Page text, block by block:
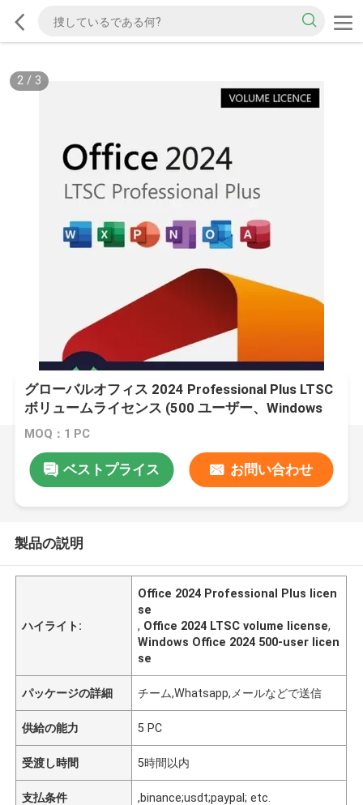
2/ 3
グローバルオフィス 2024 Professional Plus LTSC
ボリュームライセンス (500 ユーザー、Windows
用)
MOQ：1 PC
ベストプライス お問い合わせ
製品の説明
ハイライト:
Office 2024 Professional Plus licen
se
, Office 2024 LTSC volume license,
Windows Office 2024 500-user licen
se
パッケージの詳細 チーム,Whatsapp,メールなどで送信
供給の能力 5 PC
受渡し時間 5時間以内
支払条件 ,binance;usdt;paypal; etc.